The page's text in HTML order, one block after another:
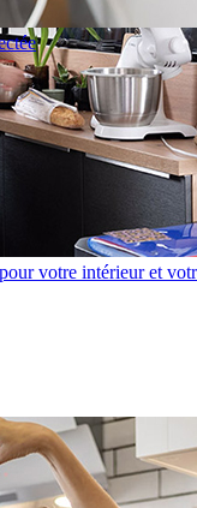
votre intérieur et